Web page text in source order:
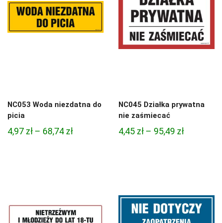
NC053 Woda niezdatna do
picia
4,97 zł – 68,74 złZakres
NC045 Działka prywatna
nie zaśmiecać
4,45 zł – 95,49 złZakres
95,49 zł